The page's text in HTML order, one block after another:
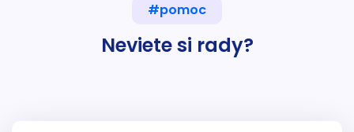
#pomoc
Neviete si rady?